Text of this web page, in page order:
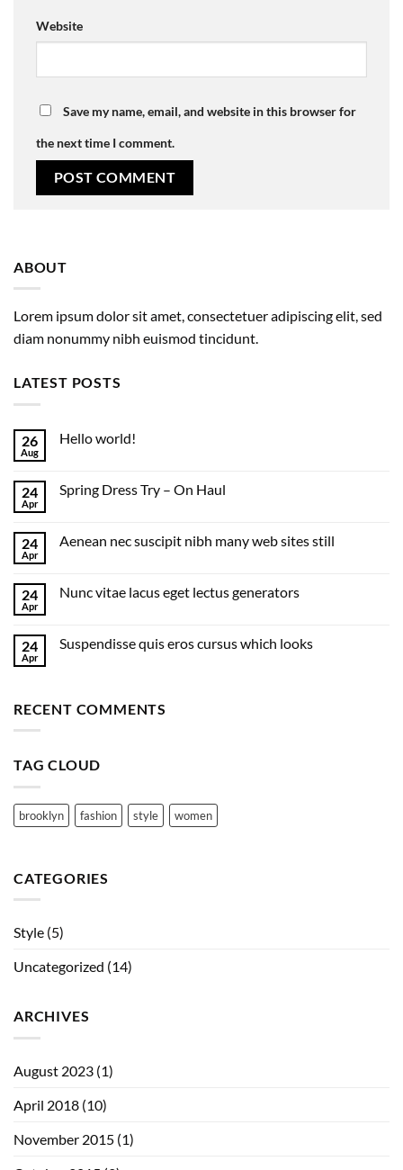
Website
Save my name, email, and website in this browser for
the next time I comment.
ABOUT
Lorem ipsum dolor sit amet, consectetuer adipiscing elit, sed
diam nonummy nibh euismod tincidunt.
LATEST POSTS
26
Aug
Hello world!
24
Apr
Spring Dress Try – On Haul
24
Apr
Aenean nec suscipit nibh many web sites still
24
Apr
Nunc vitae lacus eget lectus generators
24
Apr
Suspendisse quis eros cursus which looks
RECENT COMMENTS
TAG CLOUD
brooklyn fashion style women
CATEGORIES
Style (5)
Uncategorized (14)
ARCHIVES
August 2023 (1)
April 2018 (10)
November 2015 (1)